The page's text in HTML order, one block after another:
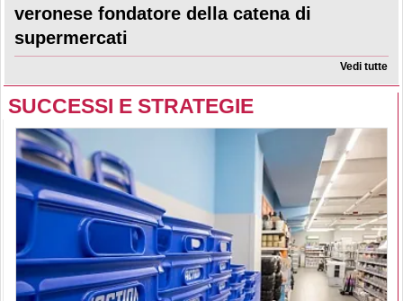
veronese fondatore della catena di
supermercati
Vedi tutte
SUCCESSI E STRATEGIE